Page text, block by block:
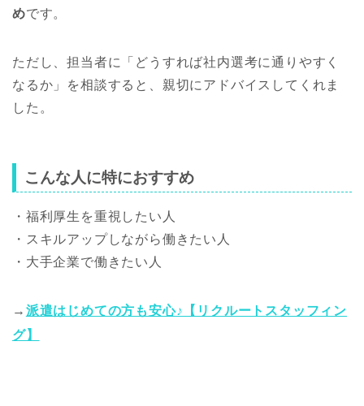
めです。
ただし、担当者に「どうすれば社内選考に通りやすく
なるか」を相談すると、親切にアドバイスしてくれま
した。
こんな人に特におすすめ
・福利厚生を重視したい人
・スキルアップしながら働きたい人
・大手企業で働きたい人
→ 派遣はじめての方も安心♪【リクルートスタッフィン
グ】